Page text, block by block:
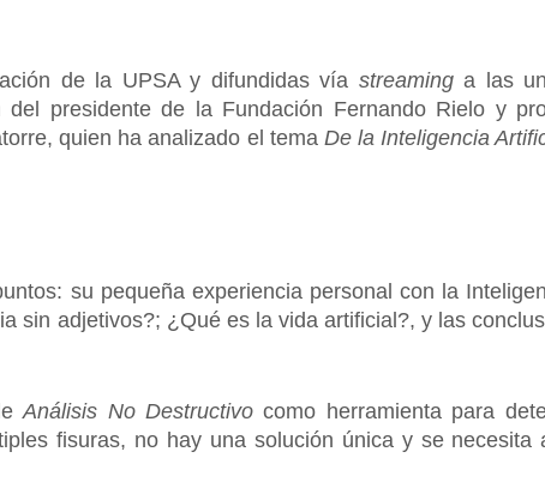
de la UPSA y difundidas vía streaminga las
presidente de la Fundación Fernando Rielo y
quien ha analizado el tema De la Inteligencia
su pequeña experiencia personal con la
sin adjetivos?; ¿Qué es la vida artificial?, y las
Análisis No Destructivocomo herramienta para
fisuras, no hay una solución única y se necesita